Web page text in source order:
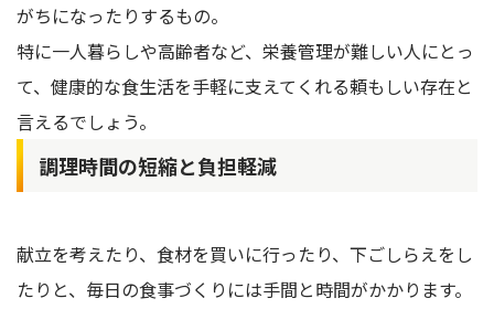
がちになったりするもの。
特に一人暮らしや高齢者など、栄養管理が難しい人にとっ
て、健康的な食生活を手軽に支えてくれる頼もしい存在と
言えるでしょう。
調理時間の短縮と負担軽減
献立を考えたり、食材を買いに行ったり、下ごしらえをし
たりと、毎日の食事づくりには手間と時間がかかります。